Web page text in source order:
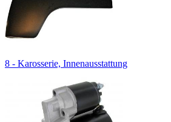
8 - Karosserie, Innenausstattung